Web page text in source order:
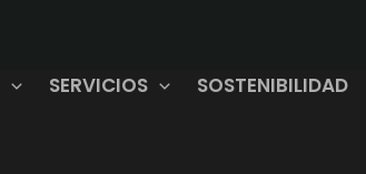
SERVICIOS SOSTENIBILIDAD